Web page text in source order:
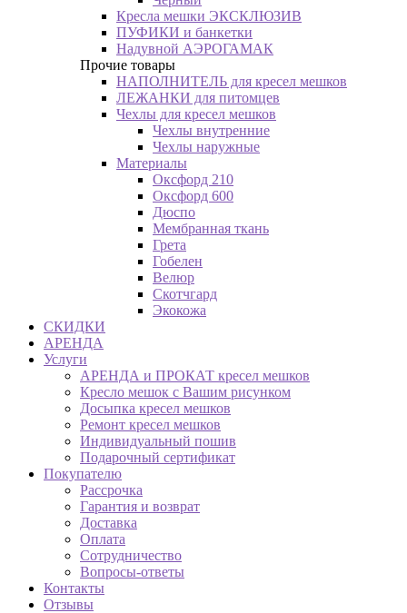
Кресла мешки ЭКСКЛЮЗИВ
ПУФИКИ и банкетки
Надувной АЭРОГАМАК
Прочие товары
НАПОЛНИТЕЛЬ для кресел мешков
ЛЕЖАНКИ для питомцев
Чехлы для кресел мешков
Чехлы внутренние
Чехлы наружные
Материалы
Оксфорд 210
Оксфорд 600
Дюспо
Мембранная ткань
Грета
Гобелен
Велюр
Скотчгард
Экокожа
СКИДКИ
АРЕНДА
Услуги
АРЕНДА и ПРОКАТ кресел мешков
Кресло мешок с Вашим рисунком
Досыпка кресел мешков
Ремонт кресел мешков
Индивидуальный пошив
Подарочный сертификат
Покупателю
Рассрочка
Гарантия и возврат
Доставка
Оплата
Сотрудничество
Вопросы-ответы
Контакты
Отзывы